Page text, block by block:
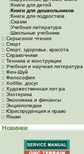
:Книги для детей
:Книги для дошкольников
:Книги для подростков
:Сказки
:Учебная литература
:Школьные учебники
:: Серьезное чтение
:: Спорт
:: Спорт, здоровье, красота
:: Справочники
:: Техника и конструкции
:: Учебная и научная литература
:: Фен-Шуй
:: Философия
:: Хобби, досуг
:: Художественная лит-ра
:: Эзотерика
:: Экономика и финансы
:: Энциклопедии
:: Юриспруденция и право
:: Языки
Новинки